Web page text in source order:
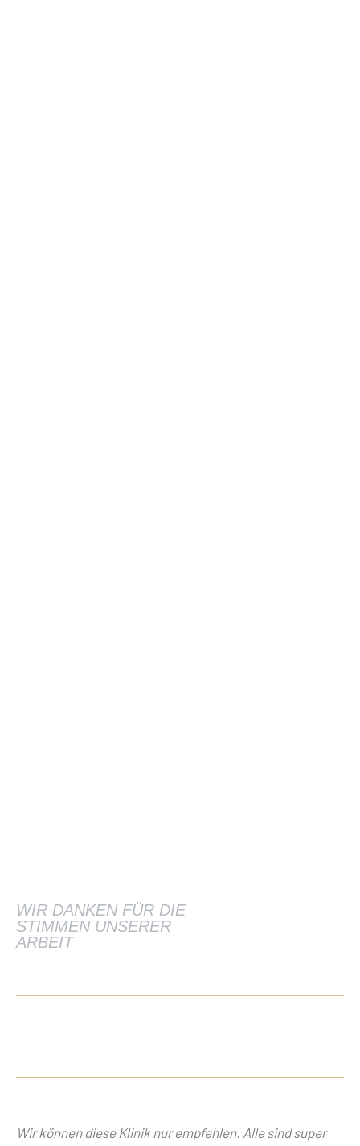
WIR DANKEN FÜR DIE
STIMMEN UNSERER
ARBEIT
Wir können diese Klinik nur empfehlen. Alle sind super